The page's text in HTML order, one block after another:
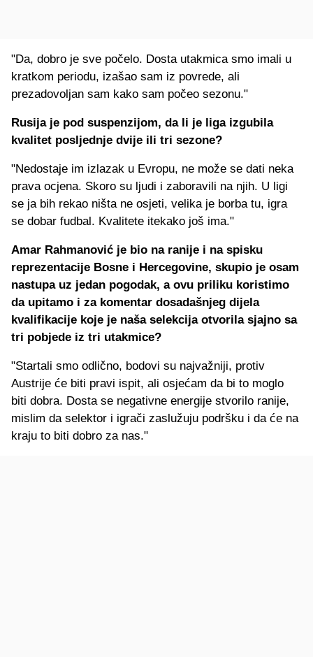
"Da, dobro je sve počelo. Dosta utakmica smo imali u
kratkom periodu, izašao sam iz povrede, ali
prezadovoljan sam kako sam počeo sezonu."
Rusija je pod suspenzijom, da li je liga izgubila
kvalitet posljednje dvije ili tri sezone?
"Nedostaje im izlazak u Evropu, ne može se dati neka
prava ocjena. Skoro su ljudi i zaboravili na njih. U ligi
se ja bih rekao ništa ne osjeti, velika je borba tu, igra
se dobar fudbal. Kvalitete itekako još ima."
Amar Rahmanović je bio na ranije i na spisku
reprezentacije Bosne i Hercegovine, skupio je osam
nastupa uz jedan pogodak, a ovu priliku koristimo
da upitamo i za komentar dosadašnjeg dijela
kvalifikacije koje je naša selekcija otvorila sjajno sa
tri pobjede iz tri utakmice?
"Startali smo odlično, bodovi su najvažniji, protiv
Austrije će biti pravi ispit, ali osjećam da bi to moglo
biti dobra. Dosta se negativne energije stvorilo ranije,
mislim da selektor i igrači zaslužuju podršku i da će na
kraju to biti dobro za nas."